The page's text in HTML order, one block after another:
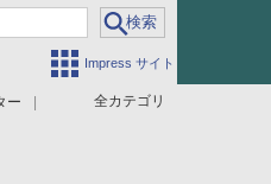
Impress サイト
全カテゴリ
ー